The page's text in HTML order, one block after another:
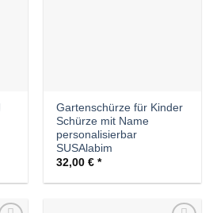
Gartenschürze für Kinder
Schürze mit Name
personalisierbar
SUSAlabim
32,00€